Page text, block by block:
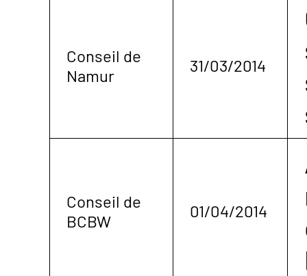
Conseil de
Namur
31/03/2014
Conseil de
BCBW
01/04/2014